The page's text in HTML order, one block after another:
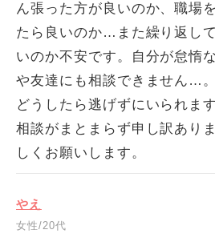
ん張った方が良いのか、職場
たら良いのか…また繰り返し
いのか不安です。自分が怠惰
や友達にも相談できません…。
どうしたら逃げずにいられます
相談がまとまらず申し訳あり
しくお願いします。
やえ
女性/20代